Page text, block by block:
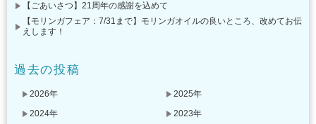
【ごあいさつ】21周年の感謝を込めて
【モリンガフェア：7/31まで】モリンガオイルの良いところ、改めてお伝
えします！
過去の投稿
2026年
2025年
2024年
2023年